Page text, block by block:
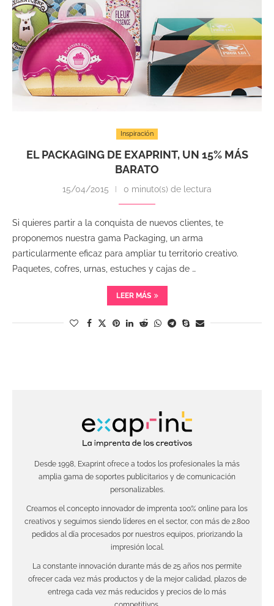
Inspiración
EL PACKAGING DE EXAPRINT, UN 15% MÁS
BARATO
15/04/2015 0 minuto(s) de lectura
Si quieres partir a la conquista de nuevos clientes, te
proponemos nuestra gama Packaging, un arma
particularmente eficaz para ampliar tu territorio creativo.
Paquetes, cofres, urnas, estuches y cajas de …
LEER MÁS
Desde 1998, Exaprint ofrece a todos los profesionales la más
amplia gama de soportes publicitarios y de comunicación
personalizables.
Creamos el concepto innovador de imprenta 100% online para los
creativos y seguimos siendo líderes en el sector, con más de 2.800
pedidos al día procesados por nuestros equipos, priorizando la
impresión local.
La constante innovación durante más de 25 años nos permite
ofrecer cada vez más productos y de la mejor calidad, plazos de
entrega cada vez más reducidos y precios de lo más